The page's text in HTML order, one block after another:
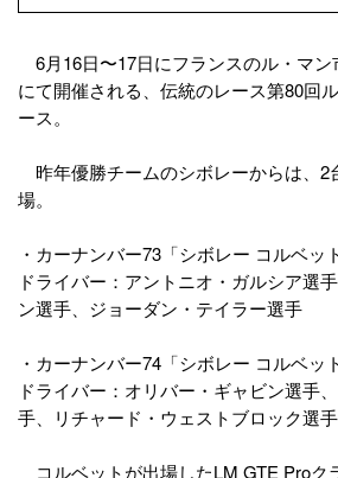
6月16日〜17日にフランスのル・マン
にて開催される、伝統のレース第80回
ース。
昨年優勝チームのシボレーからは、2
場。
・カーナンバー73「シボレー コルベッ
ドライバー：アントニオ・ガルシア選
ン選手、ジョーダン・テイラー選手
・カーナンバー74「シボレー コルベッ
ドライバー：オリバー・ギャビン選手
手、リチャード・ウェストブロック選手
コルベットが出場したLM GTE Proク